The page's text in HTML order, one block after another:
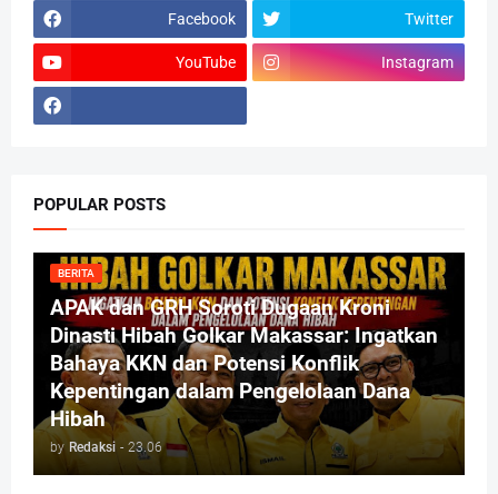
Facebook Twitter
YouTube Instagram
POPULAR POSTS
BERITA
APAK dan GRH Soroti Dugaan Kroni
Dinasti Hibah Golkar Makassar: Ingatkan
Bahaya KKN dan Potensi Konflik
Kepentingan dalam Pengelolaan Dana
Hibah
by Redaksi - 23.06